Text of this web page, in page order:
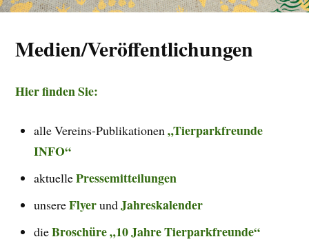
Medien/Veröffentlichungen
Hier finden Sie:
alle Vereins-Publikationen„Tierparkfreunde
INFO“
aktuellePressemitteilungen
unsereFlyerundJahreskalender
dieBroschüre „10 Jahre Tierparkfreunde“